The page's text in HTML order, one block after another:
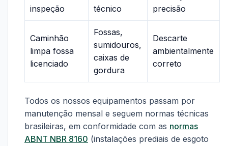
inspeção
técnico
precisão
Caminhão
limpa fossa
licenciado
Fossas,
sumidouros,
caixas de
gordura
Descarte
ambientalmente
correto
Todos os nossos equipamentos passam por
manutenção mensal e seguem normas técnicas
brasileiras, em conformidade com as normas
ABNT NBR 8160 (instalações prediais de esgoto